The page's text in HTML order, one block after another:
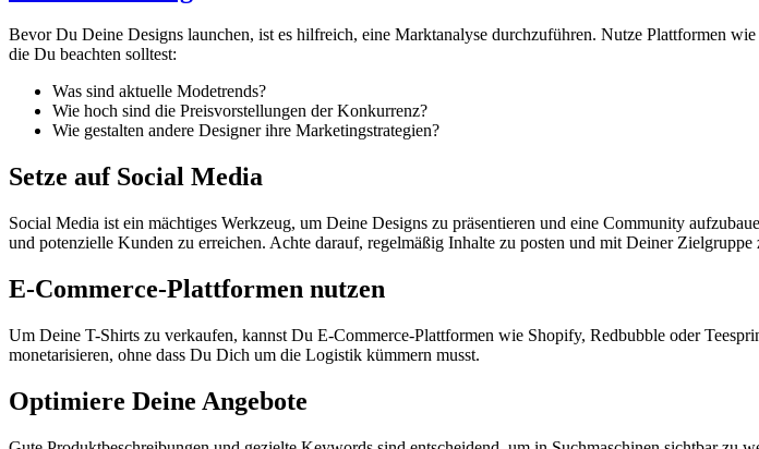
Bevor⁢ Du Deine Designs launchen, ist es hilfreich, eine Marktanalyse‍ durchzuführen. Nutze Plattformen
die Du beachten solltest:
Was sind aktuelle Modetrends?
Wie hoch sind die Preisvorstellungen ⁣der Konkurrenz?
Wie gestalten andere Designer ihre⁢ Marketingstrategien?
Setze ⁢auf Social Media
Social Media ist ein mächtiges Werkzeug, um Deine Designs zu präsentieren ‌und eine ‌Community
und potenzielle Kunden⁣ zu erreichen. Achte darauf, regelmäßig Inhalte zu posten und mit Deiner Zielgruppe
E-Commerce-Plattformen nutzen
Um Deine T-Shirts zu verkaufen, kannst Du ⁢E-Commerce-Plattformen wie ‍Shopify, Redbubble oder
monetarisieren, ohne ⁢dass Du Dich um‍ die Logistik ⁣kümmern musst.
Optimiere Deine Angebote